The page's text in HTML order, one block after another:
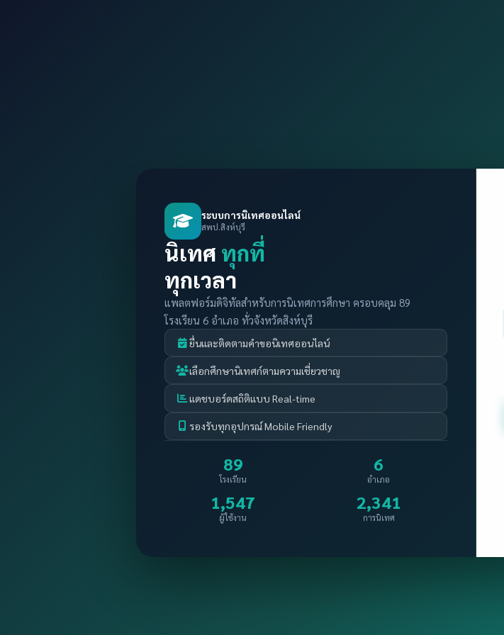
ระบบการนิเทศออนไลน์
สพป.สิงห์บุรี
นิเทศ ทุกที่
ทุกเวลา
แพลตฟอร์มดิจิทัลสำหรับการนิเทศการศึกษา ครอบคลุม 89
โรงเรียน 6 อำเภอ ทั่วจังหวัดสิงห์บุรี
ยื่นและติดตามคำขอนิเทศออนไลน์
เลือกศึกษานิเทศก์ตามความเชี่ยวชาญ
แดชบอร์ดสถิติแบบ Real-time
รองรับทุกอุปกรณ์ Mobile Friendly
89
โรงเรียน
6
อำเภอ
1,547
ผู้ใช้งาน
2,341
การนิเทศ